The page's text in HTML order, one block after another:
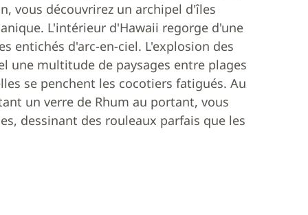
vous découvrirez un archipel d'îles
L'intérieur d'Hawaii regorge d'une
entichés d'arc-en-ciel. L'explosion des
une multitude de paysages entre plages
se penchent les cocotiers fatigués. Au
un verre de Rhum au portant, vous
dessinant des rouleaux parfais que les